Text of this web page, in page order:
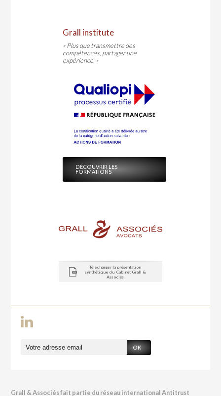
Grall institute
« Plus que transmettre des
compétences, partager une
expérience. »
DÉCOUVRIR LES
FORMATIONS
Télécharger la présentation
synthétique du Cabinet Grall &
Associés
OK
Grall & Associés fait partie du réseau international Antitrust